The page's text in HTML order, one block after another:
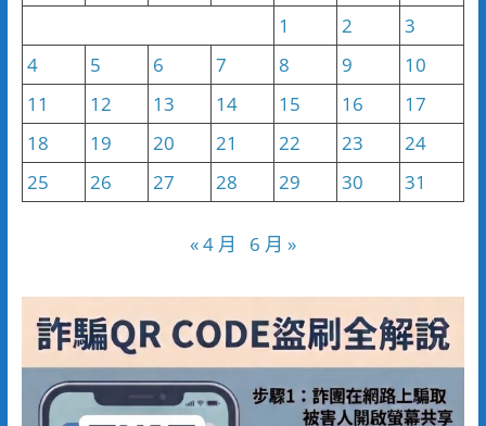
1
2
3
4
5 6 7 8 9
10
11
12 13 14 15 16
17
18
19 20 21 22 23
24
25
26 27 28 29 30 31
« 4 月 6 月 »